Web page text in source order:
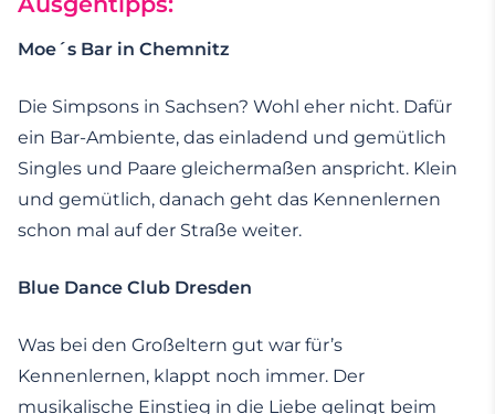
Moe´s Bar in Chemnitz
Die Simpsons in Sachsen? Wohl eher nicht. Dafür
ein Bar-Ambiente, das einladend und gemütlich
Singles und Paare gleichermaßen anspricht. Klein
und gemütlich, danach geht das Kennenlernen
schon mal auf der Straße weiter.
Blue Dance Club Dresden
Was bei den Großeltern gut war für’s
Kennenlernen, klappt noch immer. Der
musikalische Einstieg in die Liebe gelingt beim